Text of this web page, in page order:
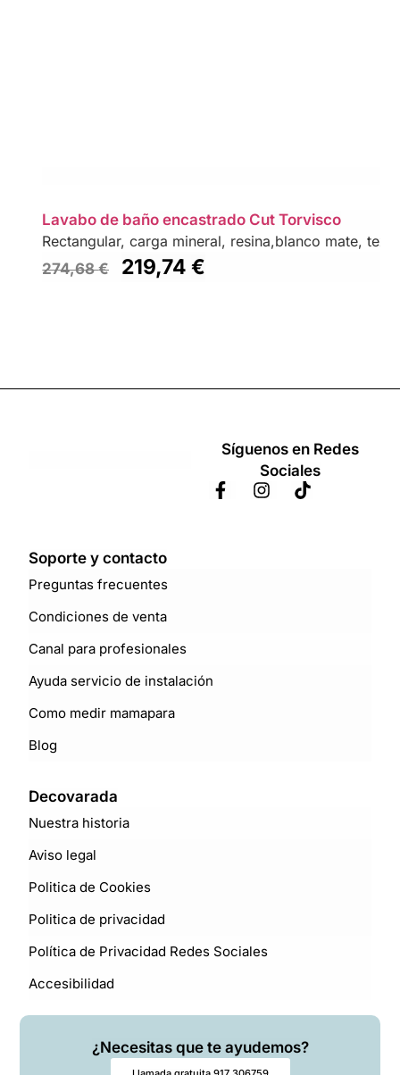
Lavabo de baño encastrado Cut Torvisco
Rectangular, carga mineral, resina,blanco mate,
274,68€ 219,74€
Síguenos en Redes
Sociales
Soporte y contacto
Preguntas frecuentes
Condiciones de venta
Canal para profesionales
Ayuda servicio de instalación
Como medir mamapara
Blog
Decovarada
Nuestra historia
Aviso legal
Politica de Cookies
Politica de privacidad
Política de Privacidad Redes Sociales
Accesibilidad
¿Necesitas que te ayudemos?